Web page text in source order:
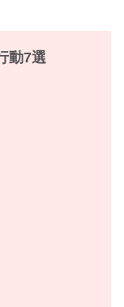
動7選